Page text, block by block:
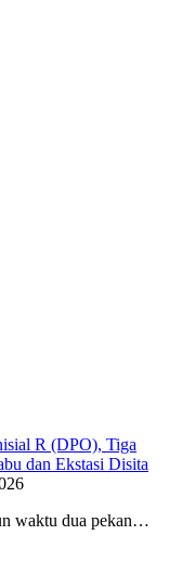
R (DPO), Tiga
dan Ekstasi Disita
waktu dua pekan…